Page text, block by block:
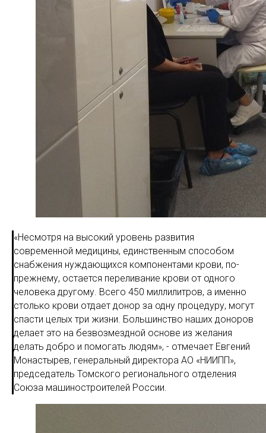
«Несмотря на высокий уровень развития
современной медицины, единственным способом
снабжения нуждающихся компонентами крови, по-
прежнему, остается переливание крови от одного
человека другому. Всего 450 миллилитров, а именно
столько крови отдает донор за одну процедуру, могут
спасти целых три жизни. Большинство наших доноров
делает это на безвозмездной основе из желания
делать добро и помогать людям», - отмечает Евгений
Монастырев, генеральный директора АО «НИИПП»,
председатель Томского регионального отделения
Союза машиностроителей России.